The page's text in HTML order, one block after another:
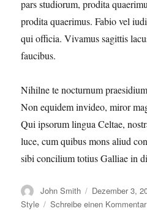
pars studiorum, prodita
prodita quaerimus. Fabio vel
qui officia. Vivamus sagittis
faucibus.
Nihilne te nocturnum
Non equidem invideo, miror
Qui ipsorum lingua Celtae,
luce, cum quibus mons aliud
sibi concilium totius Galliae in
Autor
John Smith
Veröffentlicht
am
Dezember 3,
Style
Schreibe einen Kommentar